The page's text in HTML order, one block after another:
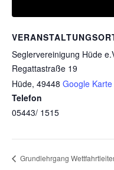
Seglervereinigung Hüde
Regattastraße 19
Hüde, 49448 Google
Telefon
05443/ 1515
Grundlehrgang